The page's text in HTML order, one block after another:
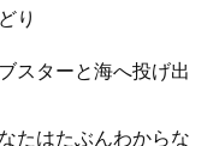
り
スターと海へ投げ出
たはたぶんわからな